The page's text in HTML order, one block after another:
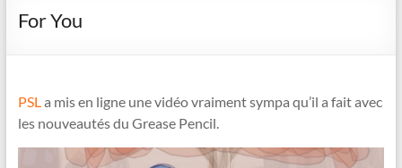
de
For You
PSLa mis en ligne une vidéo vraiment sympa qu’il a fait avec
les nouveautés du Grease Pencil.